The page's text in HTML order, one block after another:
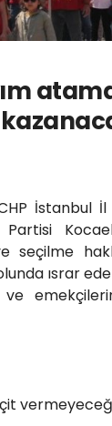
İstanbul
seçilme
ısrar